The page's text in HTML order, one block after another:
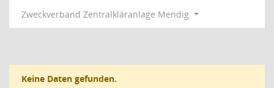
Zweckverband Zentralkläranlage Mendig
Keine Daten gefunden.